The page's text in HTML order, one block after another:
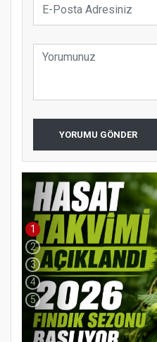
YORUMU GÖNDER
YENİ PARTİ
ÜYE KATILIM
1
2
3
4
5